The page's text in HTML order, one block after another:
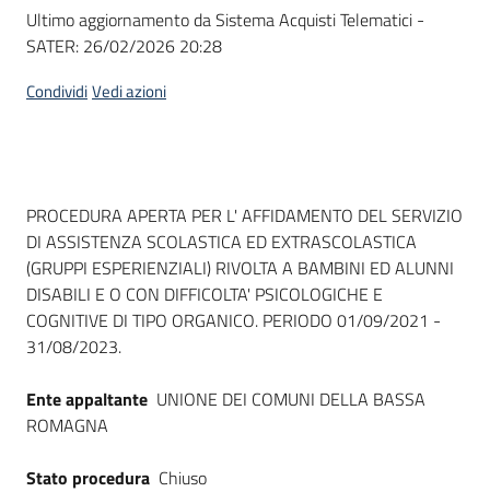
Ultimo aggiornamento da Sistema Acquisti Telematici -
SATER: 26/02/2026 20:28
CondividiVedi azioni
Dati del bando
PROCEDURA APERTA PER L' AFFIDAMENTO DEL SERVIZIO
DI ASSISTENZA SCOLASTICA ED EXTRASCOLASTICA
(GRUPPI ESPERIENZIALI) RIVOLTA A BAMBINI ED ALUNNI
DISABILI E O CON DIFFICOLTA' PSICOLOGICHE E
COGNITIVE DI TIPO ORGANICO. PERIODO 01/09/2021 -
31/08/2023.
Ente appaltante UNIONE DEI COMUNI DELLA BASSA
ROMAGNA
Stato procedura Chiuso